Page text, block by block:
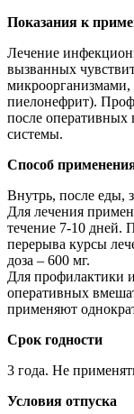
Показания к
Лечение
вызванных
микроорганизмами,
пиелонефрит).
после оперативных
системы.
Способ
Внутрь, после еды,
Для лечения
течение 7-10 дней.
перерыва курсы
доза – 600 мг.
Для профилактики
оперативных
применяют
Срок годности
3 года. Не
Условия отпуска